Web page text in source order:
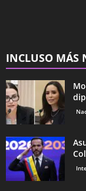
INCLUSO MÁS